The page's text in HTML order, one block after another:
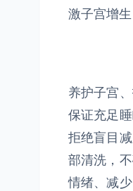
激子宫增
养护子宫
保证充足
拒绝盲目
部清洗，
情绪、减